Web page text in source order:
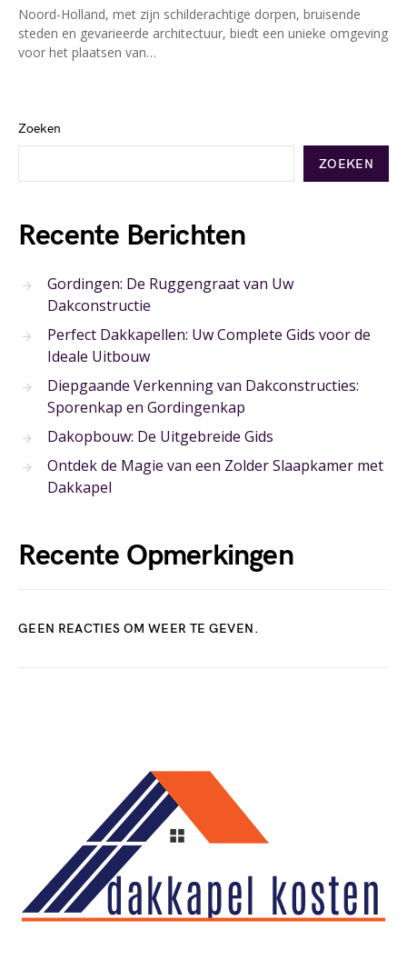
Noord-Holland, met zijn schilderachtige dorpen, bruisende
steden en gevarieerde architectuur, biedt een unieke omgeving
voor het plaatsen van…
Zoeken
ZOEKEN
Recente Berichten
Gordingen: De Ruggengraat van Uw
Dakconstructie
Perfect Dakkapellen: Uw Complete Gids voor de
Ideale Uitbouw
Diepgaande Verkenning van Dakconstructies:
Sporenkap en Gordingenkap
Dakopbouw: De Uitgebreide Gids
Ontdek de Magie van een Zolder Slaapkamer met
Dakkapel
Recente Opmerkingen
GEEN REACTIES OM WEER TE GEVEN.